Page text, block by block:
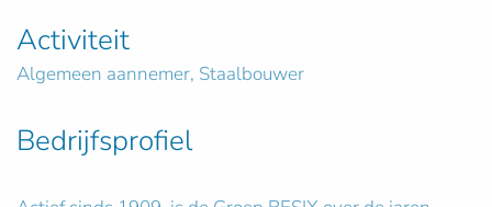
Activiteit
Algemeen aannemer, Staalbouwer
Bedrijfsprofiel